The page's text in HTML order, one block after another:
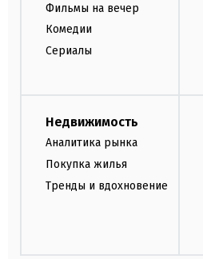
Фильмы на вечер
Комедии
Сериалы
Недвижимость
Аналитика рынка
Покупка жилья
Тренды и вдохновение